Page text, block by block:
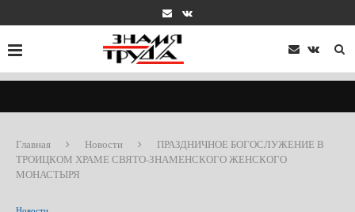
Главная Новости
ПРАЗДНИЧНОЕ БОГОСЛУЖЕНИЕ В
ТРОИЦКОМ ХРАМЕ СВЯТО-ЗНАМЕНСКОГО ЖЕНСКОГО
МОНАСТЫРЯ